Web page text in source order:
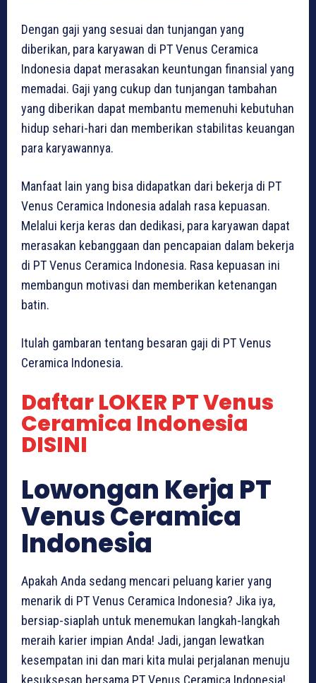
Dengan gaji yang sesuai dan tunjangan yang
diberikan, para karyawan di PT Venus Ceramica
Indonesia dapat merasakan keuntungan finansial yang
memadai. Gaji yang cukup dan tunjangan tambahan
yang diberikan dapat membantu memenuhi kebutuhan
hidup sehari-hari dan memberikan stabilitas keuangan
para karyawannya.
Manfaat lain yang bisa didapatkan dari bekerja di PT
Venus Ceramica Indonesia adalah rasa kepuasan.
Melalui kerja keras dan dedikasi, para karyawan dapat
merasakan kebanggaan dan pencapaian dalam bekerja
di PT Venus Ceramica Indonesia. Rasa kepuasan ini
membangun motivasi dan memberikan ketenangan
batin.
Itulah gambaran tentang besaran gaji di PT Venus
Ceramica Indonesia.
Daftar LOKER PT Venus
Ceramica Indonesia
DISINI
Lowongan Kerja PT
Venus Ceramica
Indonesia
Apakah Anda sedang mencari peluang karier yang
menarik di PT Venus Ceramica Indonesia? Jika iya,
bersiap-siaplah untuk menemukan langkah-langkah
meraih karier impian Anda! Jadi, jangan lewatkan
kesempatan ini dan mari kita mulai perjalanan menuju